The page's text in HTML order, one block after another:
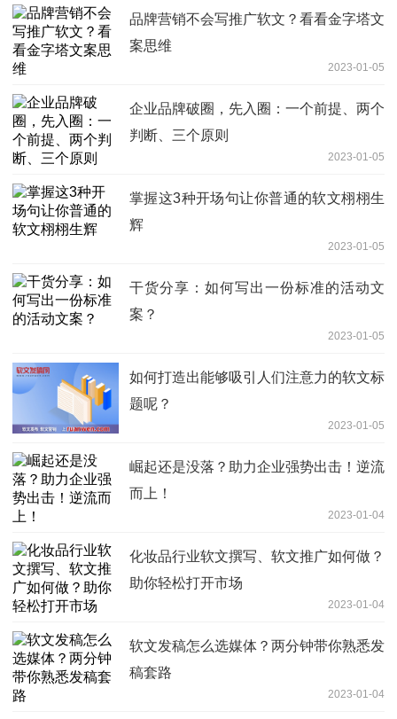
品牌营销不会写推广软文？看看金字塔文
案思维
2023-01-05
企业品牌破圈，先入圈：一个前提、两个
判断、三个原则
2023-01-05
掌握这3种开场句让你普通的软文栩栩生
辉
2023-01-05
干货分享：如何写出一份标准的活动文
案？
2023-01-05
如何打造出能够吸引人们注意力的软文标
题呢？
2023-01-05
崛起还是没落？助力企业强势出击！逆流
而上！
2023-01-04
化妆品行业软文撰写、软文推广如何做？
助你轻松打开市场
2023-01-04
软文发稿怎么选媒体？两分钟带你熟悉发
稿套路
2023-01-04